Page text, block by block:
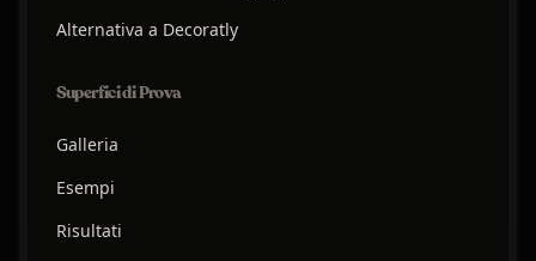
Alternativa a Decoratly
Superfici di Prova
Galleria
Esempi
Risultati